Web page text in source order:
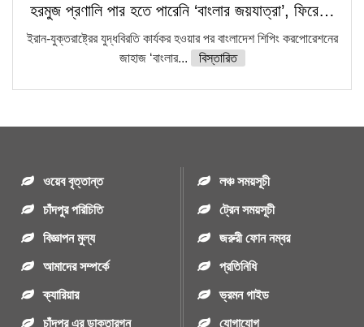
হরমুজ প্রণালি পার হতে পারেনি ‘বাংলার জয়যাত্রা’, ফিরে…
ইরান-যুক্তরাষ্ট্রের যুদ্ধবিরতি কার্যকর হওয়ার পর বাংলাদেশ শিপিং করপোরেশনের
জাহাজ ‘বাংলার...
বিস্তারিত
ওয়েব বৃত্তান্ত
চাঁদপুর পরিচিতি
বিজ্ঞাপন মুল্য
আমাদের সম্পর্কে
ক্যারিয়ার
চাঁদপুর এর ডাক্তারগন
লঞ্চ সময়সূচী
ট্রেন সময়সূচী
জরুরী ফোন নম্বর
প্রতিনিধি
ভ্রমন গাইড
যোগাযোগ